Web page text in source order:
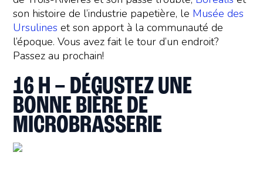
son histoire de l’industrie papetière, le Musée des
Ursulines et son apport à la communauté de
l’époque. Vous avez fait le tour d’un endroit?
Passez au prochain!
16 H – DÉGUSTEZ UNE
BONNE BIÈRE DE
MICROBRASSERIE